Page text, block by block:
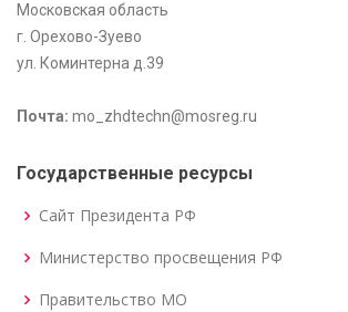
Московская область
г. Орехово-Зуево
ул. Коминтерна д.39
Почта: mo_zhdtechn@mosreg.ru
Государственные ресурсы
Сайт Президента РФ
Министерство просвещения РФ
Правительство МО